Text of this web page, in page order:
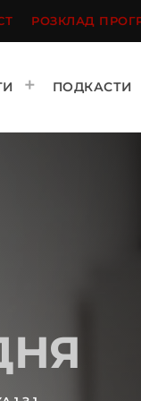
РОЗКЛАД
ПОДКАСТИ